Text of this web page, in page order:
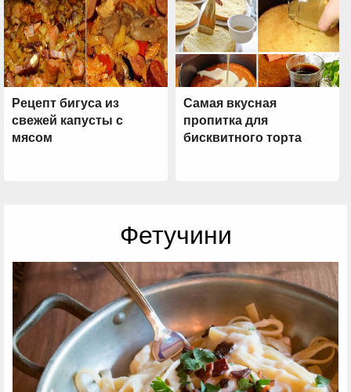
Рецепт бигуса из
свежей капусты с
мясом
Самая вкусная
пропитка для
бисквитного торта
Фетучини